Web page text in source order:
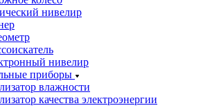
нивелир
нивелир
приборы
влажности
качества электроэнергии